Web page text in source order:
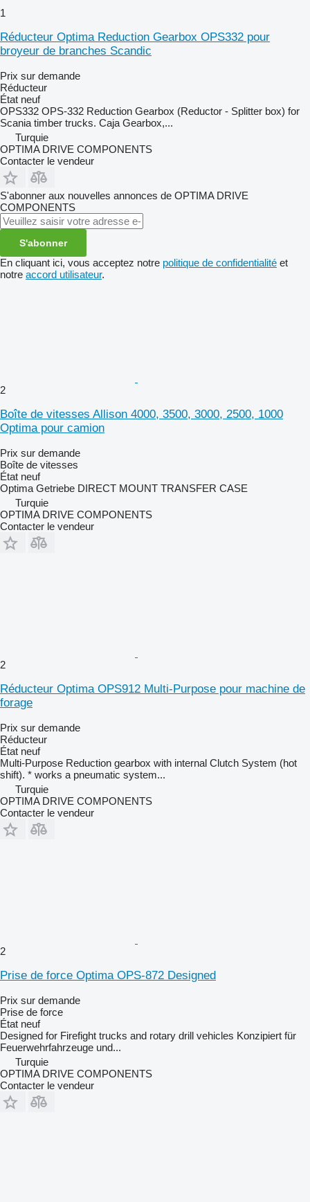
1
Réducteur Optima Reduction Gearbox OPS332 pour
broyeur de branches Scandic
Prix sur demande
Réducteur
État neuf
OPS332 OPS-332 Reduction Gearbox (Reductor - Splitter box) for
Scania timber trucks. Caja Gearbox,...
Turquie
OPTIMA DRIVE COMPONENTS
Contacter le vendeur
S'abonner aux nouvelles annonces de OPTIMA DRIVE
COMPONENTS
S'abonner
En cliquant ici, vous acceptez notre politique de confidentialité et
notre accord utilisateur.
2
Boîte de vitesses Allison 4000, 3500, 3000, 2500, 1000
Optima pour camion
Prix sur demande
Boîte de vitesses
État neuf
Optima Getriebe DIRECT MOUNT TRANSFER CASE
Turquie
OPTIMA DRIVE COMPONENTS
Contacter le vendeur
2
Réducteur Optima OPS912 Multi-Purpose pour machine de
forage
Prix sur demande
Réducteur
État neuf
Multi-Purpose Reduction gearbox with internal Clutch System (hot
shift). * works a pneumatic system...
Turquie
OPTIMA DRIVE COMPONENTS
Contacter le vendeur
2
Prise de force Optima OPS-872 Designed
Prix sur demande
Prise de force
État neuf
Designed for Firefight trucks and rotary drill vehicles Konzipiert für
Feuerwehrfahrzeuge und...
Turquie
OPTIMA DRIVE COMPONENTS
Contacter le vendeur